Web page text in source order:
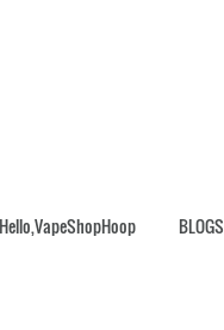
Hello,VapeShopHoop BLOGS